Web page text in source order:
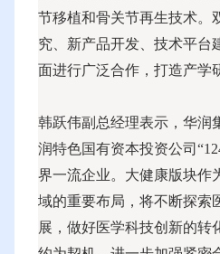
节移植和骨关节再生技术。
究、新产品开发、技术平台
面进行广泛合作，打造产学
韩跃伟副总经理表示，华润
润特色国有资本投资公司
界一流企业。大健康版块作
域的重要布局，将不断探索
展，做好医学科技创新的转